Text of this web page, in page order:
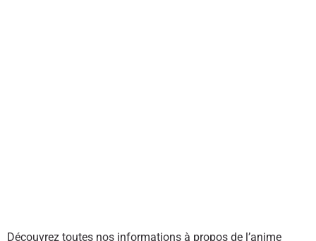
Découvrez toutes nos informations à propos de l’anime